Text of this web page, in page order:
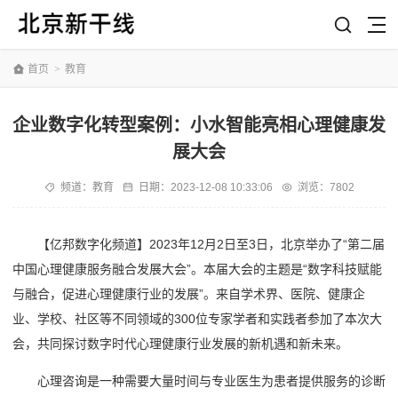
首页 > 教育
企业数字化转型案例：小水智能亮相心理健康发
展大会
频道： 教育 日期： 2023-12-08 10:33:06 浏览：7802
【亿邦数字化频道】2023年12月2日至3日，北京举办了“第二届
中国心理健康服务融合发展大会”。本届大会的主题是“数字科技赋能
与融合，促进心理健康行业的发展”。来自学术界、医院、健康企
业、学校、社区等不同领域的300位专家学者和实践者参加了本次大
会，共同探讨数字时代心理健康行业发展的新机遇和新未来。
心理咨询是一种需要大量时间与专业医生为患者提供服务的诊断